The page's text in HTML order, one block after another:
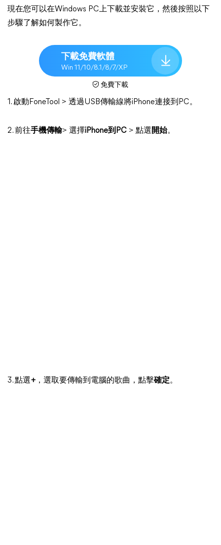
現在您可以在Windows PC上下載並安裝它，然後按照以下
步驟了解如何製作它。
下載免費軟體
Win 11/10/8.1/8/7/XP
免費下載
1. 啟動FoneTool > 透過USB傳輸線將iPhone連接到PC。
2. 前往手機傳輸> 選擇iPhone到PC > 點選開始。
3. 點選+ ，選取要傳輸到電腦的歌曲，點擊確定。